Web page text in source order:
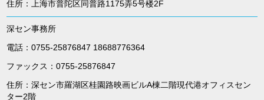
住所：上海市普陀区同普路1175弄5号楼2F
深セン事務所
電話：0755-25876847 18688776364
ファックス：0755-25876847
住所：深セン市羅湖区桂園路映画ビルA棟二階現代港オフィスセン
ター2階